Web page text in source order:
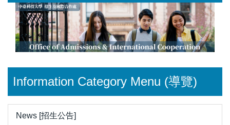
Jump
the
main
block
Information Category Menu (導覽)
News [招生公告]